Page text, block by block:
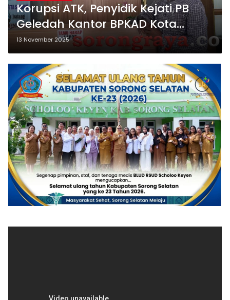
Korupsi ATK, Penyidik Kejati PB
Geledah Kantor BPKAD Kota
Sorong
13 November 2025